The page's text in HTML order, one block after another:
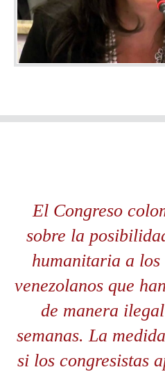
El Congreso
sobre la
humanitaria a
venezolanos que
de manera
semanas. La
si los congresistas